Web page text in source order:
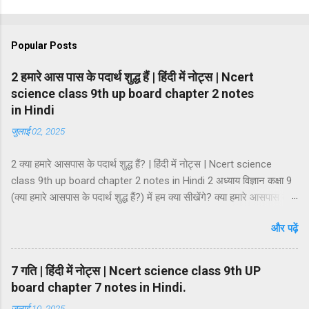
Popular Posts
2 हमारे आस पास के पदार्थ शुद्ध हैं | हिंदी में नोट्स | Ncert
science class 9th up board chapter 2 notes
in Hindi
जुलाई 02, 2025
2 क्या हमारे आसपास के पदार्थ शुद्ध हैं? | हिंदी में नोट्स | Ncert science
class 9th up board chapter 2 notes in Hindi 2 अध्याय विज्ञान कक्षा 9
(क्या हमारे आसपास के पदार्थ शुद्ध हैं?) में हम क्या सीखेंगे? क्या हमारे आसपास के
मिश्रण की विशेषताएं विलयन विलायक तथा विलेय विलयन के गुण विलयन के
प्रकार विलयन की सान्द्रता कोलॉइडी अवस्था कोलॉइड निलम्बन कोलॉइडी
कोलॉइडी विलयन की प्रावस्थाएं कोलॉइडी विलियनों का वर्गीकरण कोलाइड के
गुणधर्म भौतिक एवं रासायनिक परिवर्तन शुद्ध पदार्थ तत्व तत्त्वों का वर्गीकरण धातु,
अधातु एवं उपधातु यौगिक यौगिकों की विशेषताएं मिश्रण तथा यौगिक में अंतर।
और पढ़ें
7 गति | हिंदी में नोट्स | Ncert science class 9th UP
board chapter 7 notes in Hindi.